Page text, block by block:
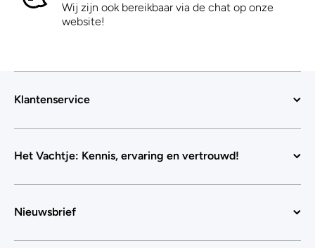
Wij zijn ook bereikbaar via de chat op onze
website!
Klantenservice
Het Vachtje: Kennis, ervaring en vertrouwd!
Nieuwsbrief